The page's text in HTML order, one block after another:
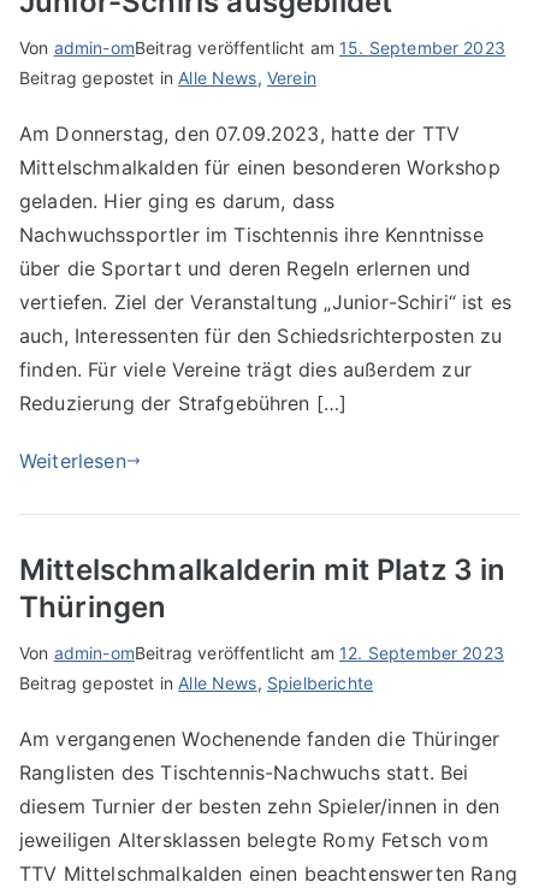
Von admin-omBeitrag veröffentlicht am 15. September 2023
Beitrag gepostet in Alle News, Verein
Am Donnerstag, den 07.09.2023, hatte der TTV
Mittelschmalkalden für einen besonderen Workshop
geladen. Hier ging es darum, dass
Nachwuchssportler im Tischtennis ihre Kenntnisse
über die Sportart und deren Regeln erlernen und
vertiefen. Ziel der Veranstaltung „Junior-Schiri“ ist es
auch, Interessenten für den Schiedsrichterposten zu
finden. Für viele Vereine trägt dies außerdem zur
Reduzierung der Strafgebühren […]
Weiterlesen
Mittelschmalkalderin mit Platz 3 in
Thüringen
Von admin-omBeitrag veröffentlicht am 12. September 2023
Beitrag gepostet in Alle News, Spielberichte
Am vergangenen Wochenende fanden die Thüringer
Ranglisten des Tischtennis-Nachwuchs statt. Bei
diesem Turnier der besten zehn Spieler/innen in den
jeweiligen Altersklassen belegte Romy Fetsch vom
TTV Mittelschmalkalden einen beachtenswerten Rang